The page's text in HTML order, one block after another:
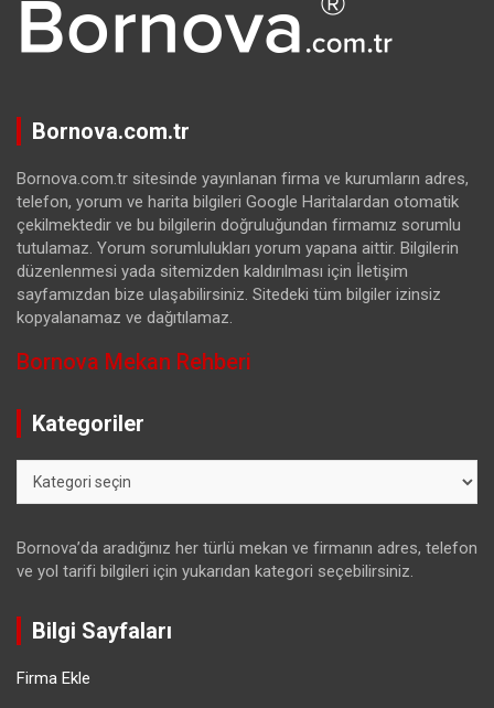
Bornova.com.tr
Bornova.com.tr sitesinde yayınlanan firma ve kurumların adres,
telefon, yorum ve harita bilgileri Google Haritalardan otomatik
çekilmektedir ve bu bilgilerin doğruluğundan firmamız sorumlu
tutulamaz. Yorum sorumlulukları yorum yapana aittir. Bilgilerin
düzenlenmesi yada sitemizden kaldırılması için İletişim
sayfamızdan bize ulaşabilirsiniz. Sitedeki tüm bilgiler izinsiz
kopyalanamaz ve dağıtılamaz.
Bornova Mekan Rehberi
Kategoriler
Bornova’da aradığınız her türlü mekan ve firmanın adres, telefon
ve yol tarifi bilgileri için yukarıdan kategori seçebilirsiniz.
Bilgi Sayfaları
Firma Ekle